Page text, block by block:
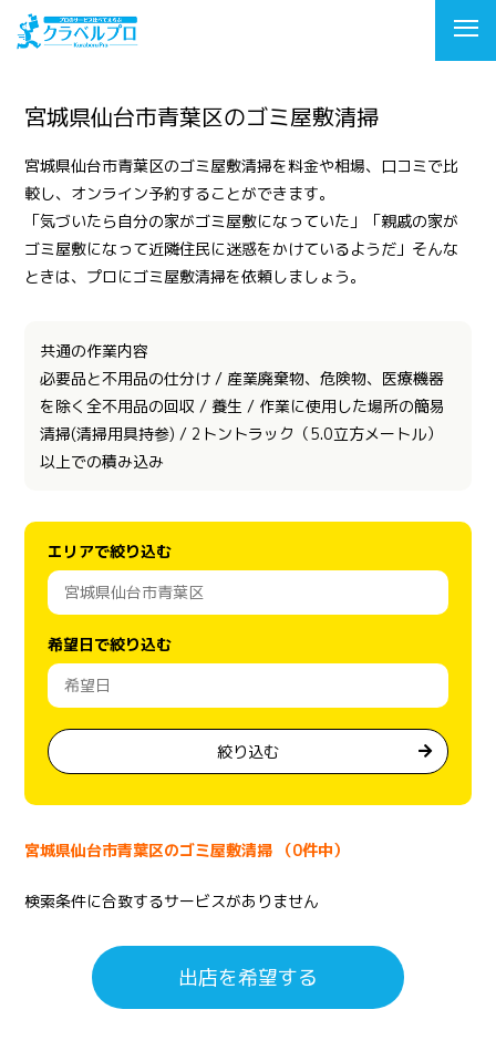
宮城県仙台市青葉区のゴミ屋敷清掃
宮城県仙台市青葉区のゴミ屋敷清掃を料金や相場、口コミで比
較し、オンライン予約することができます。
「気づいたら自分の家がゴミ屋敷になっていた」「親戚の家が
ゴミ屋敷になって近隣住民に迷惑をかけているようだ」そんな
ときは、プロにゴミ屋敷清掃を依頼しましょう。
共通の作業内容
必要品と不用品の仕分け / 産業廃棄物、危険物、医療機器
を除く全不用品の回収 / 養生 / 作業に使用した場所の簡易
清掃(清掃用具持参) / 2トントラック（5.0立方メートル）
以上での積み込み
エリアで絞り込む
希望日で絞り込む
絞り込む
宮城県仙台市青葉区のゴミ屋敷清掃 （0件中）
検索条件に合致するサービスがありません
出店を希望する